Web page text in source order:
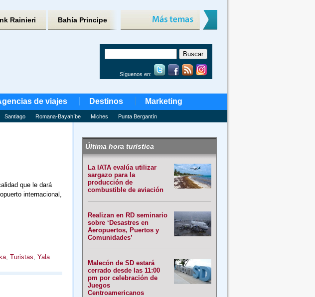
Rainieri Bahía Principe
Síguenos en:
de viajes Destinos Marketing
Santiago Romana-Bayahíbe Miches Punta Bergantín
que le dará
internacional,
, Turistas, Yala
Última hora turística
La IATA evalúa utilizar
sargazo para la
producción de
combustible de aviación
Realizan en RD seminario
sobre ‘Desastres en
Aeropuertos, Puertos y
Comunidades’
Malecón de SD estará
cerrado desde las 11:00
pm por celebración de
Juegos
Centroamericanos